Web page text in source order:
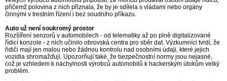
přičemž polovina z nich přiznala, že by je sdílela s vládami nebo orgány
činnými v trestním řízení i bez soudního příkazu.
Auto už není soukromý prostor
Rozšíření senzorů v automobilech - od telematiky až po plně digitalizované
řídicí konzole - z nich učinilo obrovská centra pro sběr dat. Výzkumníci tvrdí, že
řidiči mají jen malou nebo žádnou kontrolu nad osobními údaji, které jejich
vozidla shromažďují. Upozorňují také, že bezpečnostní normy jsou nejasné,
což je vzhledem k náchylnosti výrobců automobilů k hackerským útokům velký
problém.